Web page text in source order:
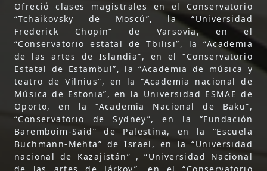
Ofreció clases magistrales en el Conservatorio
“Tchaikovsky de Moscú”, la “Universidad
Frederick Chopin” de Varsovia, en el
“Conservatorio estatal de Tbilisi”, la “Academia
de las artes de Islandia”, en el “Conservatorio
Estatal de Estambul”, la “Academia de música y
teatro de Vilnius”, en la “Academia nacional de
Música de Estonia”, en la Universidad ESMAE de
Oporto, en la “Academia Nacional de Baku”,
“Conservatorio de Sydney”, en la “Fundación
Baremboim-Said” de Palestina, en la “Escuela
Buchmann-Mehta” de Israel, en la “Universidad
nacional de Kazajistán” , “Universidad Nacional